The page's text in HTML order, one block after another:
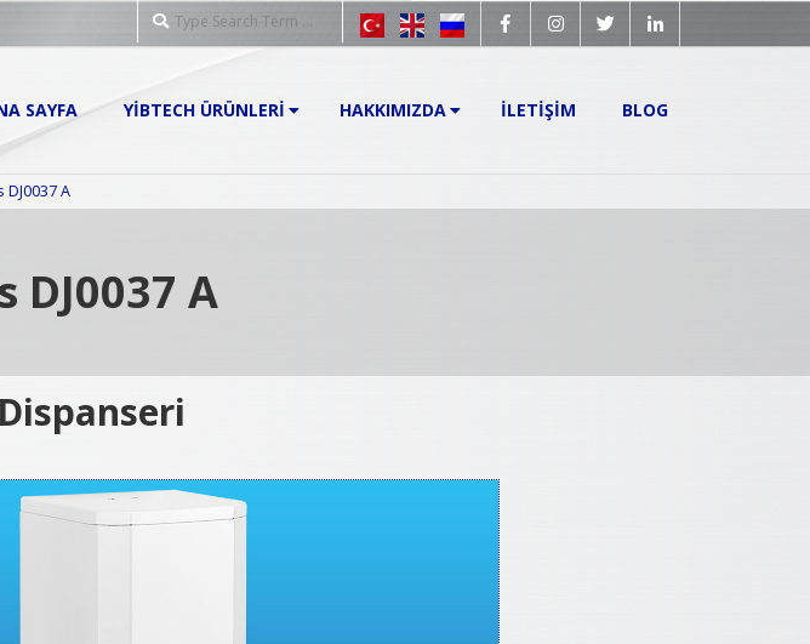
Search
SAYFA YIBTECH ÜRÜNLERI HAKKIMIZDA İLETIŞIM BLOG
A
A